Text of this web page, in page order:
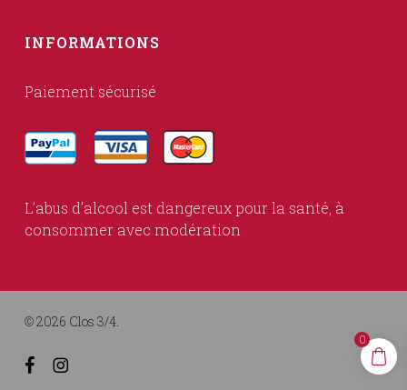
INFORMATIONS
Paiement sécurisé
L’abus d’alcool est dangereux pour la santé, à
consommer avec modération
© 2026 Clos 3/4.
facebookinstagram
0